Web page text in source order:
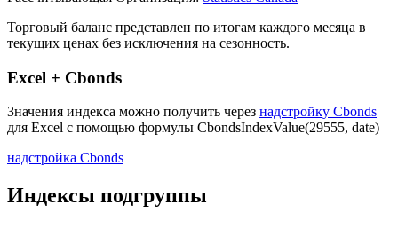
Страна: Канада
Торговый баланс представлен по итогам каждого месяца в
текущих ценах без исключения на сезонность.
Excel + Cbonds
для Excel с помощью формулы